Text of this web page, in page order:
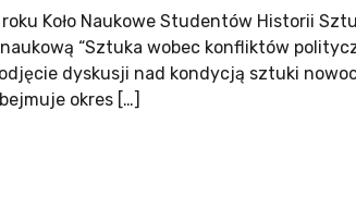
Koło Naukowe Studentów Historii
“Sztuka wobec konfliktów
dyskusji nad kondycją sztuki
okres […]